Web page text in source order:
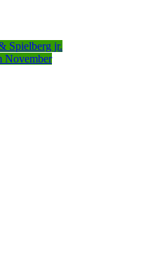
Spielberg jr.
November